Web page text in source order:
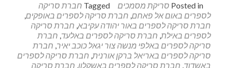
about
סריקת
מסמכים
לעסק
Posted in סריקת מסמכים Tagged חברת סריקה
לספרים באום אל פאחם, חברת סריקה לספרים באופקים,
חברת סריקה לספרים באור יהודה עקיבא, חברת סריקה
לספרים באילת, חברת סריקה לספרים באלעד, חברת
סריקה לספרים באלפי מנשה צור יגאל כוכב יאיר, חברת
סריקה לספרים באריאל ברקן אורנית, חברת סריקה לספרים
באשדוד, חברת סריקה לספרים באשקלון, חברת סריקה